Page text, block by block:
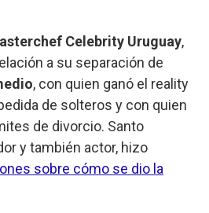
Celebrity Uruguay,
a su separación de
, con quien ganó el reality
de solteros y con quien
de divorcio. Santo
y también actor, hizo
sobre cómo se dio la